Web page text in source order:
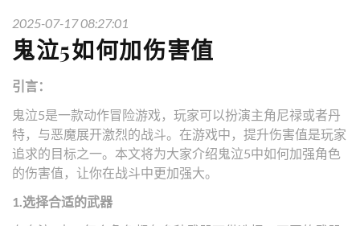
2025-07-17 08:27:01
鬼泣5如何加伤害值
引言：
鬼泣5是一款动作冒险游戏，玩家可以扮演主角尼禄或者丹
特，与恶魔展开激烈的战斗。在游戏中，提升伤害值是玩家
追求的目标之一。本文将为大家介绍鬼泣5中如何加强角色
的伤害值，让你在战斗中更加强大。
1.选择合适的武器